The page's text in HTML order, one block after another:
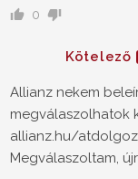
0
Kötelező
Allianz nekem
megválaszolhatok
allianz.hu/
Megválaszoltam,